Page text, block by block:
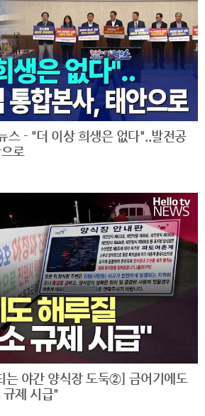
스 - "더 이상 희생은 없다"..발전공
로
는 야간 양식장 도둑②] 금어기에도
제 시급"